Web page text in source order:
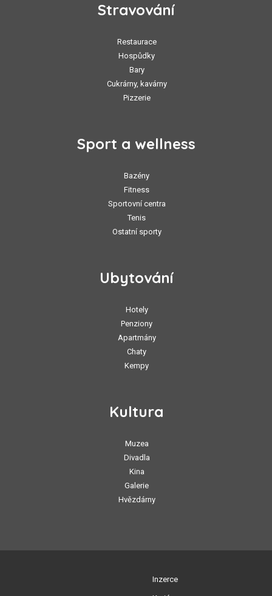
Stravování
Restaurace
Hospůdky
Bary
Cukrárny, kavárny
Pizzerie
Sport a wellness
Bazény
Fitness
Sportovní centra
Tenis
Ostatní sporty
Ubytování
Hotely
Penziony
Apartmány
Chaty
Kempy
Kultura
Muzea
Divadla
Kina
Galerie
Hvězdárny
Inzerce